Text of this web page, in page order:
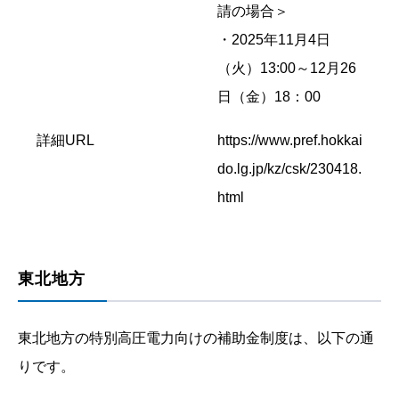
請の場合＞
・2025年11月4日
（火）13:00～12月26
日（金）18：00
詳細URL
https://www.pref.hokkai
do.lg.jp/kz/csk/230418.
html
東北地方
東北地方の特別高圧電力向けの補助金制度は、以下の通
りです。